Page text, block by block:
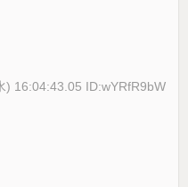
) 16:04:43.05 ID:wYRfR9bW